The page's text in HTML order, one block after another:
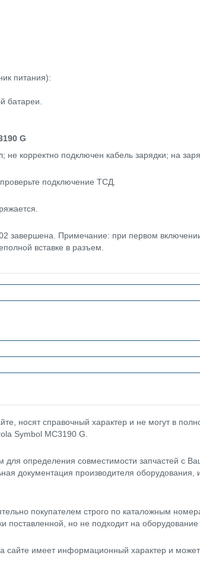
питания):
батареи.
G
корректно подключен кабель зарядки; на
подключение ТСД.
завершена. Примечание: при первом
вставке в разъем.
носят справочный характер и не могут в
Symbol MC3190 G.
определения совместимости запчастей с
документация производителя
покупателем строго по каталожным
поставленной, но не подходит на
имеет информационный характер и